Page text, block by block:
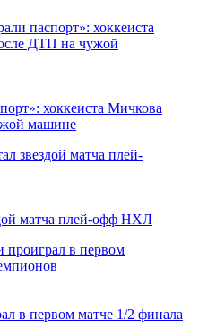
хоккеиста Мичкова
машине
матча плей-офф НХЛ
в первом матче 1/2 финала